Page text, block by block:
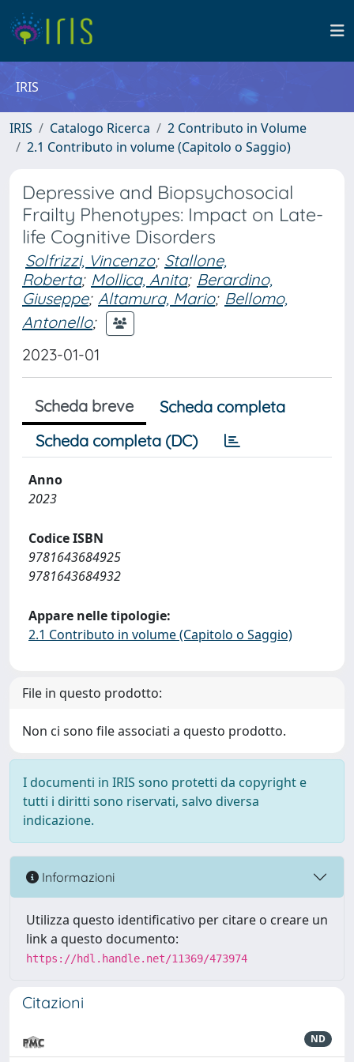
IRIS
IRIS Catalogo Ricerca
2 Contributo in Volume
2.1 Contributo in volume (Capitolo o Saggio)
Depressive and Biopsychosocial
Frailty Phenotypes: Impact on Late-
life Cognitive Disorders
Solfrizzi, Vincenzo; Stallone,
Roberta; Mollica, Anita; Berardino,
Giuseppe; Altamura, Mario; Bellomo,
Antonello;
2023-01-01
Scheda breve
Scheda completa
Scheda completa (DC)
Anno
2023
Codice ISBN
9781643684925
9781643684932
Appare nelle tipologie:
2.1 Contributo in volume (Capitolo o Saggio)
File in questo prodotto:
Non ci sono file associati a questo prodotto.
I documenti in IRIS sono protetti da copyright e
tutti i diritti sono riservati, salvo diversa
indicazione.
Informazioni
Utilizza questo identificativo per citare o creare un
link a questo documento:
https://hdl.handle.net/11369/473974
Citazioni
ND